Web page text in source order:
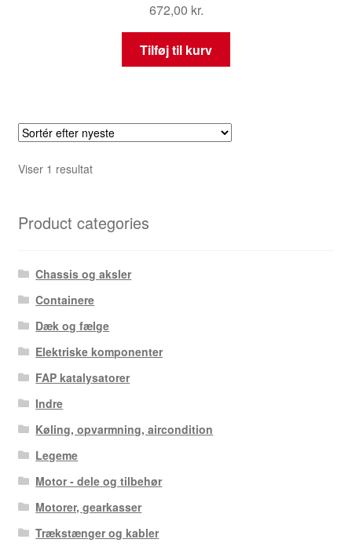
672,00 kr.
Tilføj til kurv
Viser 1 resultat
Product categories
Chassis og aksler
Containere
Dæk og fælge
Elektriske komponenter
FAP katalysatorer
Indre
Køling, opvarmning, aircondition
Legeme
Motor - dele og tilbehør
Motorer, gearkasser
Trækstænger og kabler